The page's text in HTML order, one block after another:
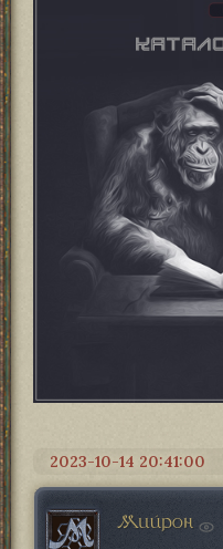
2023-10-14 20:41:00
Мийрон